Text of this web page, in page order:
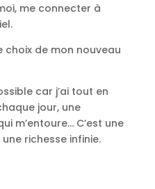
me connecter à
choix de mon nouveau
car j’ai tout en
jour, une
m’entoure… C’est une
richesse infinie.